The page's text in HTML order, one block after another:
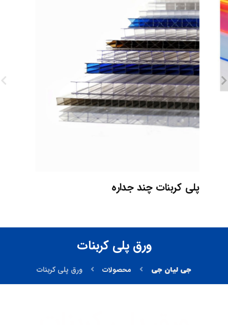
پلی کربنات چند جداره
ورق پلی کربنات
محصولات ورق پلی کربنات